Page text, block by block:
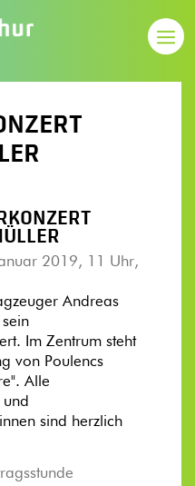
2019, 11 Uhr,
Andreas
Im Zentrum steht
von Poulencs
Alle
sind herzlich